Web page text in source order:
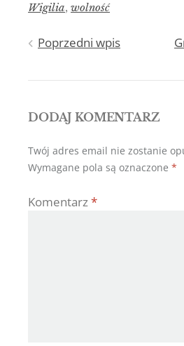
Wigilia, wolność
Nawigacja
wpisu
Poprzedni wpis
DODAJ KOMENTARZ
Twój adres email nie zostanie
Wymagane pola są oznaczone *
Komentarz*